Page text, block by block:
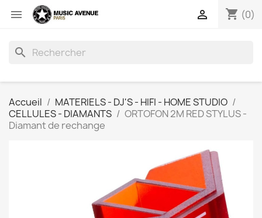
 shopping_cart (0)

search
Accueil
MATERIELS - DJ'S - HIFI - HOME STUDIO
CELLULES - DIAMANTS
ORTOFON 2M RED STYLUS -
Diamant de rechange